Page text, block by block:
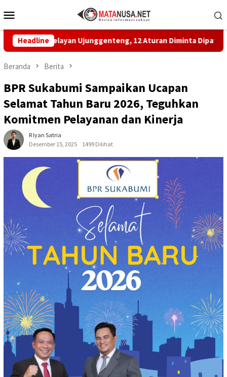
ke
Mobile
Headline
Nelayan Ujunggenteng, 12 Aturan Diminta Dipatuhi
Beranda Berita
BPR Sukabumi Sampaikan Ucapan
Selamat Tahun Baru 2026, Teguhkan
Komitmen Pelayanan dan Kinerja
R Iyan Satria
Desember 15, 2025
1499 Dilihat